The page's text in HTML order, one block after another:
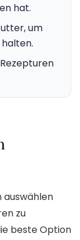
hat.
um
auswählen
zu
beste Option